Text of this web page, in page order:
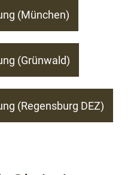
(München)
(Grünwald)
(Regensburg DEZ)